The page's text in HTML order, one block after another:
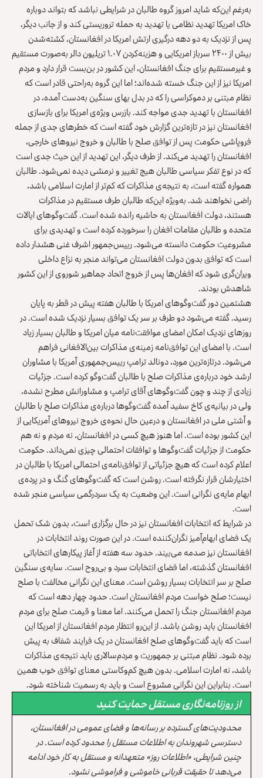
به‌‌رغم این‌که شاید امروز گروه طالبان در شرایطی نباشد که بتواند دوباره
خاک امریکا تهدید نظامی یا تهدید به حمله تروریستی کند و از جانب دیگر،
پس از نزدیک به دو دهه درگیری ارتش امریکا در افغانستان، کشته‌شدن
بیش از ۲۴۰۰ سرباز امریکایی و هزینه‌کردن ۱.۰۷ تریلیون دالر به‌صورت مستقیم
و غیرمستقیم برای جنگ افغانستان، این کشور در بن‌بست قرار دارد و مردم
امریکا نیز از این جنگ خسته شده‌اند؛ اما این گروه به‌راحتی قادر است که
نظام مبتنی بر دموکراسی را که در بدل بهای سنگین به‌دست آمده، در
افغانستان با تهدید جدی مواجه کند. بازرس ویژه‌ی امریکا برای بازسازی
افغانستان نیز در تازه‌ترین گزارش خود گفته است که خطرهای جدی از جمله
فروپاشی حکومت پس از توافق صلح با طالبان و خروج نیروهای خارجی،
افغانستان را تهدید می‌کند. از طرف دیگر، این تهدید از این حیث جدی است
که در نوع تفکر سیاسی طالبان هیج تغییر و نرمشی دیده نمی‌شود. طالبان
همواره گفته است، به نتیجه‌ی مذاکرات که کم‌تر از امارت اسلامی باشد،
راضی نخواهند شد. به‌ویژه این‌که طالبان طرف مستقیم در مذاکرات
هستند، دولت افغانستان به حاشیه رانده شده است. گفت‌وگوهای ایالات
متحده و طالبان مقامات افغان را سرخورده کرده است و تهدیدی برای
مشروعیت حکومت دانسته می‌شود. رییس‌جمهور اشرف غنی هشدار داده
است که توافق بدون دولت افغانستان می‌تواند منجر به نزاع داخلی
ویران‌گری شود که افغان‌ها پس از خروج اتحاد جماهیر شوروی از این کشور
شاهدش بودند.
هشتمین‌ دور گفت‌وگوهای امریکا با طالبان هفته پیش در قطر به پایان
رسید. گفته می‌شود دو طرف بر سر یک توافق بسیار نزدیک شده است. در
روزهای نزدیک امکان امضای موافقت‌نامه میان امریکا و طالبان بسیار زیاد
است. با امضای این توافق‌نامه زمینه‌ی مذاکرات بین‌الافغانی فراهم
می‌شود. درتازه‌ترین مورد، دونالد ترامپ رییس‌جمهوری آمریکا با مشاوران
ارشد خود درباره‌ی مذاکرات صلح با طالبان گفت‌وگو کرده است. جزئیات
زیادی از چند و چون گفت‌وگوهای آقای ترامپ و مشاورانش مطرح نشده،
ولی در بیانیه‌ی کاخ سفید آمده گفت‌وگوها درباره‌ی مذاکرات صلح با طالبان
و آشتی ملی در افغانستان و درعین حال نحوه‌ی خروج نیروهای آمریکایی از
این کشور بوده است. اما هنوز هیچ کسی در افغانستان، نه مردم و نه هم
حکومت از جزئیات گفت‌وگوها و توافقات احتمالی چیزی نمی‌داند. حکومت
اعلام کرده است که هیچ جزئیاتی از توافق‌نامه‌ی احتمالی امریکا با طالبان در
اختیارشان قرار نگرفته است. روشن است که گفت‌وگوهای گنگ و در پرده‌ی
ابهام مایه‌ی نگرانی است. این وضعیت به یک سردرگمی سیاسی منجر شده
است.
در شرایط که انتخابات افغانستان نیز در حال برگزاری است، بدون شک تحمل
یک فضای ابهام‌آمیز نگران‌کننده است. در این صورت روند انتخابات در
افغانستان نیز صدمه می‌بیند. حدود سه هفته از آغاز پیکارهای انتخاباتی
افغانستان گذشته، اما فضای انتخابات سرد و بی‌روح است. سایه‌ی سنگین
صلح بر سر انتخابات بسیار روشن است. معنای این نگرانی مخالفت با صلح
نیست؛ صلح خواست مردم افغانستان است. حدود چهار دهه است که
مردم افغانستان جنگ را تحمل می‌کنند. اما معنا و قیمت صلح برای مردم
افغانستان باید روشن باشد. از این‌رو انتظار مردم افغانستان از امریکا این
است که باید گفت‌وگوهای صلح افغانستان در یک فرایند شفاف به پیش
برده شود. نظام مبتنی بر جمهوریت و مردم‌سالاری باید نتیجه‌ی مذاکرات
باشد، نه امارت اسلامی. بدون هیچ کم‌وکاستی معنای توافق خوب همین
است. بنابراین این نگرانی مشروع است و باید به رسمیت شناخته شود.
از روزنامه‌نگاری مستقل حمایت کنید
محدودیت‌های گسترده بر رسانه‌ها و فضای عمومی در افغانستان،
دسترسی شهروندان به اطلاعات مستقل را محدود کرده است. در
چنین شرایطی، «اطلاعات روز» متعهدانه و مستقل به کار خود ادامه
می‌دهد تا حقیقت قربانی خاموشی و فراموشی نشود.